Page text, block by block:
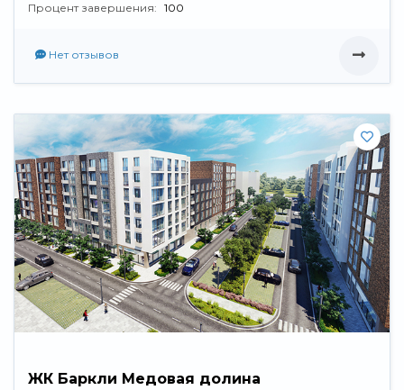
Процент завершения: 100
Нет отзывов
ЖК Баркли Медовая долина